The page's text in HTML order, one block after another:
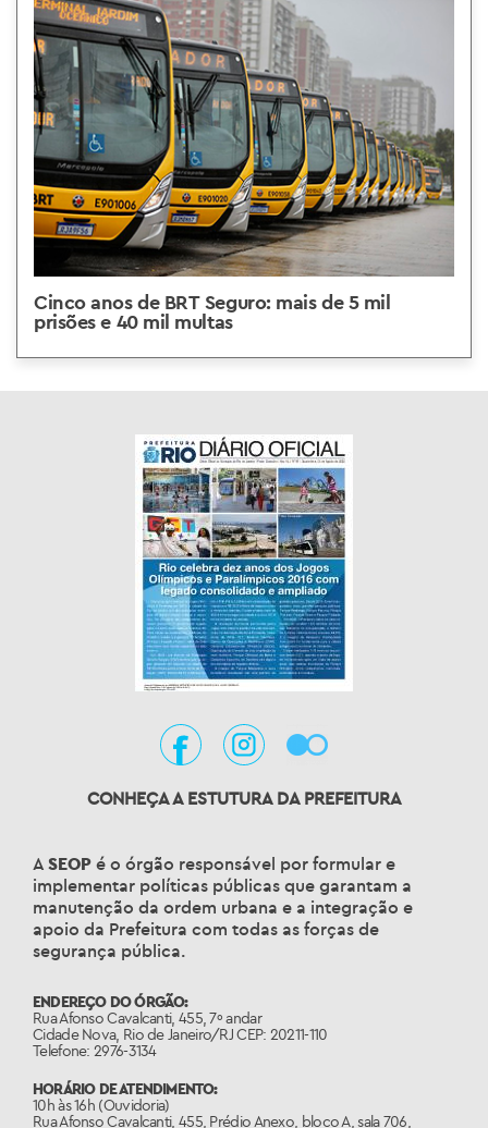
Cinco anos de BRT Seguro: mais de 5 mil
prisões e 40 mil multas
CONHEÇA A ESTUTURA DA PREFEITURA
A SEOP é o órgão responsável por formular e
implementar políticas públicas que garantam a
manutenção da ordem urbana e a integração e
apoio da Prefeitura com todas as forças de
segurança pública.
ENDEREÇO DO ÓRGÃO:
Rua Afonso Cavalcanti, 455, 7º andar
Cidade Nova, Rio de Janeiro/RJ CEP: 20211-110
Telefone: 2976-3134
HORÁRIO DE ATENDIMENTO:
10h às 16h (Ouvidoria)
Rua Afonso Cavalcanti, 455, Prédio Anexo, bloco A, sala 706,